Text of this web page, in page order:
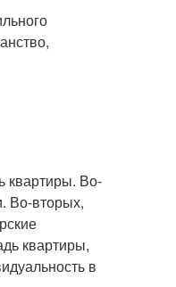
квартиры. Во-
Во-вторых,
квартиры,
в